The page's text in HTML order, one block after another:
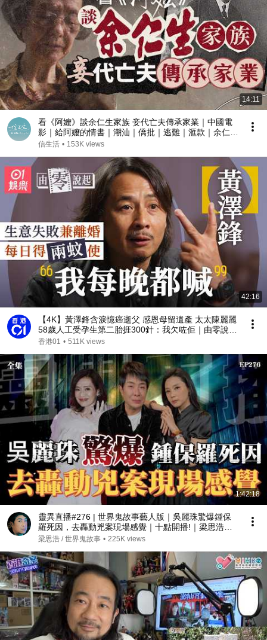
14:11
看《阿嬤》談余仁生家族 妾代亡夫傳承家業｜中國電
影｜給阿嬤的情書｜潮汕｜僑批｜逃難｜滙款｜余仁生
｜余廣培｜文煥章｜余東璇｜南洋【睇齣好戲系列】
信生活 • 153K views
42:16
【4K】黃澤鋒含淚憶癌逝父 感恩母留遺產 太太陳麗麗
58歲人工受孕生第二胎捱300針：我欠咗佢｜由零說起
｜01娛樂｜香港01｜城市追擊｜鐳射青春｜
香港01 • 511K views
1:42:18
靈異直播#276 | 世界鬼故事藝人版｜吳麗珠驚爆鍾保
羅死因，去轟動兇案現場感覺｜十點開播!｜梁思浩｜
羅泳嫻 | 吳麗珠 | 通靈之王
梁思浩 / 世界鬼故事 • 225K views